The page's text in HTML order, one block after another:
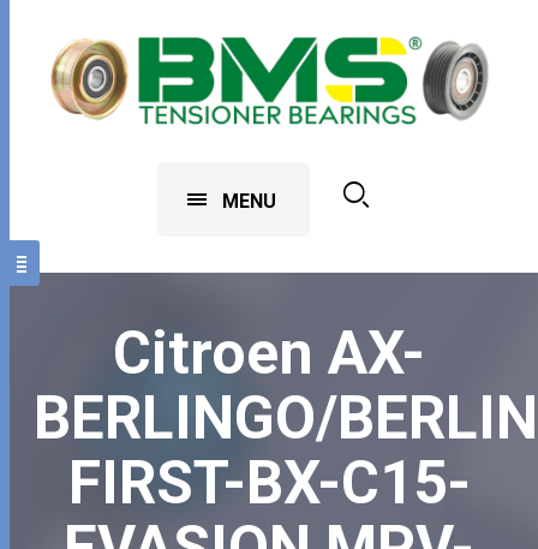
MENU
Citroen AX-
BERLINGO/
FIRST-BX-C15-